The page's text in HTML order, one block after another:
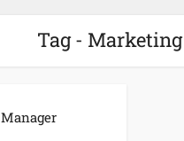
Tag -